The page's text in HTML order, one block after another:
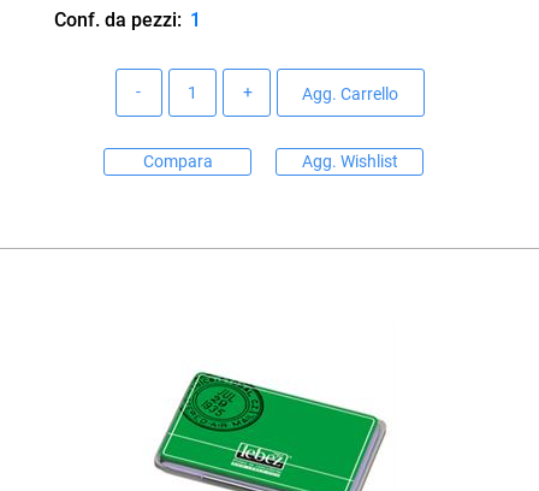
Conf. da pezzi: 1
Agg. Carrello
Compara Agg. Wishlist